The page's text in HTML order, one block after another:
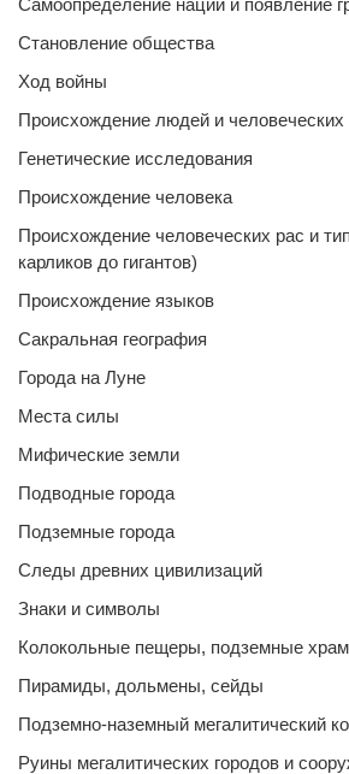
Самоопределение наций и появление
Становление общества
Ход войны
Происхождение людей и человеческих
Генетические исследования
Происхождение человека
Происхождение человеческих рас и
карликов до гигантов)
Происхождение языков
Сакральная география
Города на Луне
Места силы
Мифические земли
Подводные города
Подземные города
Следы древних цивилизаций
Знаки и символы
Колокольные пещеры, подземные
Пирамиды, дольмены, сейды
Подземно-наземный мегалитический
Руины мегалитических городов и